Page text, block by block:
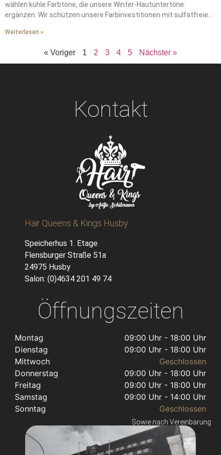
wählen kühle Farbtöne, die unsere Winter-Hautuntertöne
ergänzen. Wir schützen unsere Farbinvestitionen mit sulfatfreien
lauwarmem Wasser. Wir schützen unsere Haare vor Windschäden
Heizungsluft gestohlene Feuchtigkeit durch wöchentliche
grundlegenden Schritte die ganze Saison über salonfrische
Weiterlesen »
« Voriger 1 2 3 4 5 Nächster »
Kontakt
Hair Queens & Kings Husby
Speicherhus 1. Etage
Flensburger Straße 51a
24975 Husby
Salon: (0)4634 201 49 74
Öffnungszeiten
Montag
09:00 Uhr - 18:00 Uhr
Dienstag
09:00 Uhr - 18:00 Uhr
Mittwoch
Geschlossen
Donnerstag
09:00 Uhr - 18:00 Uhr
Freitag
09:00 Uhr - 18:00 Uhr
Samstag
09:00 Uhr - 14:00 Uhr
Sonntag
Geschlossen
Sowie nach Vereinbarung